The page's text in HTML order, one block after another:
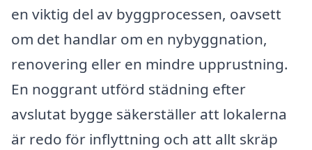
en viktig del av byggprocessen, oavsett
om det handlar om en nybyggnation,
renovering eller en mindre upprustning.
En noggrant utförd städning efter
avslutat bygge säkerställer att lokalerna
är redo för inflyttning och att allt skräp